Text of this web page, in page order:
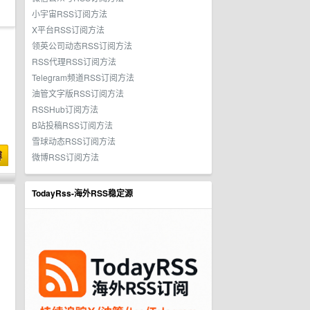
小宇宙RSS订阅方法
X平台RSS订阅方法
领英公司动态RSS订阅方法
RSS代理RSS订阅方法
Telegram频道RSS订阅方法
油管文字版RSS订阅方法
RSSHub订阅方法
B站投稿RSS订阅方法
雪球动态RSS订阅方法
微博RSS订阅方法
TodayRss-海外RSS稳定源